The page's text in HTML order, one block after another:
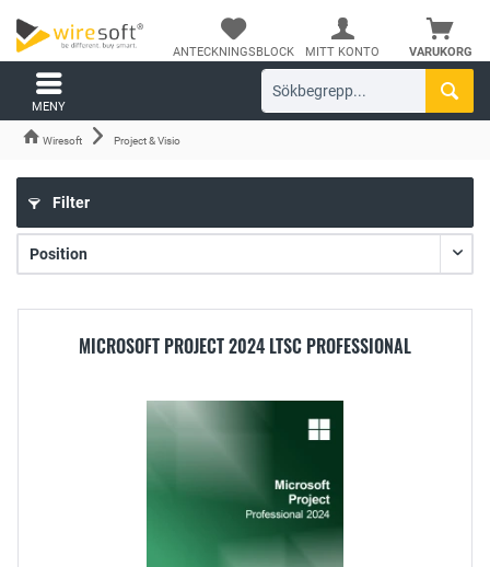
VARUKORG
ANTECKNINGSBLOCK MITT KONTO
MENY
Wiresoft Project & Visio
Filter
MICROSOFT PROJECT 2024 LTSC PROFESSIONAL